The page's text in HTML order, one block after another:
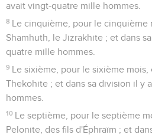
avait vingt-quatre mille hommes.
8 Le cinquième, pour le cinquième
Shamhuth, le Jizrakhite ; et dans
quatre mille hommes.
9 Le sixième, pour le sixième mois,
Thekohite ; et dans sa division il y
hommes.
10 Le septième, pour le septième
Pelonite, des fils d'Éphraïm ; et